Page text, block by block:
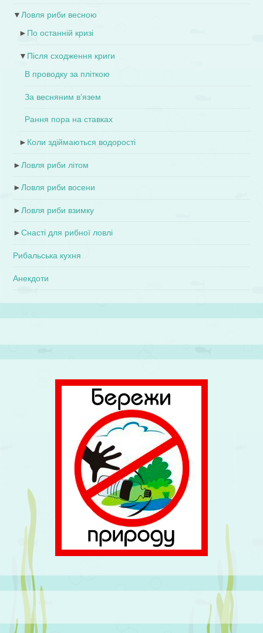
▼ Ловля риби весною
► По останній кризі
▼ Після сходження криги
В проводку за пліткою
За весняним в’язем
Рання пора на ставках
► Коли здіймаються водорості
► Ловля риби літом
►Ловля риби восени
► Ловля риби взимку
►Снасті для рибної ловлі
Рибальська кухня
Анекдоти